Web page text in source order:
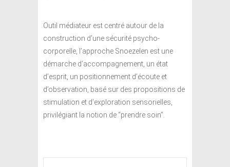
Outil médiateur est centré autour de la
construction d’une sécurité psycho-
corporelle, l’approche Snoezelen est une
démarche d’accompagnement, un état
d’esprit, un positionnement d’écoute et
d’observation, basé sur des propositions de
stimulation et d’exploration sensorielles,
privilégiant la notion de “prendre soin”.